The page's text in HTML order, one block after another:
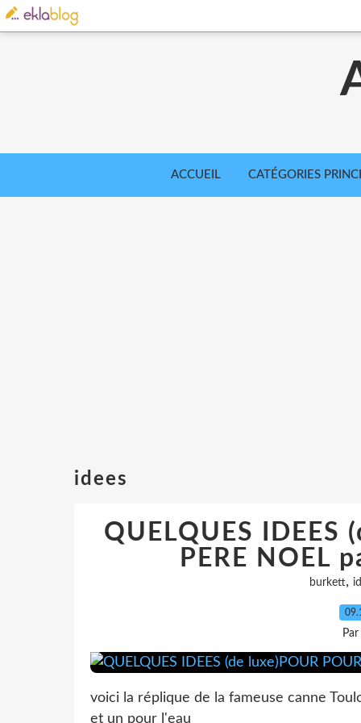
ACCUEIL CATÉGORIES
idees
QUELQUES IDEES
PERE NOEL
burkett,
voici la réplique de la fameuse canne
et un pour l'eau